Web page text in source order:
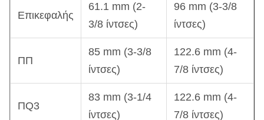
Επικεφαλής
61.1 mm (2-
3/8 ίντσες)
96 mm (3-3/8
ίντσες)
ΠΠ
85 mm (3-3/8
ίντσες)
122.6 mm (4-
7/8 ίντσες)
ΠQ3
83 mm (3-1/4
ίντσες)
122.6 mm (4-
7/8 ίντσες)